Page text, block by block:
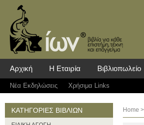
Αρχική Η Εταιρία Βιβλιοπωλείο
Νέα Eκδηλώσεις Χρήσιμα Links
ΚΑΤΗΓΟΡΙΕΣ ΒΙΒΛΙΩΝ Home >